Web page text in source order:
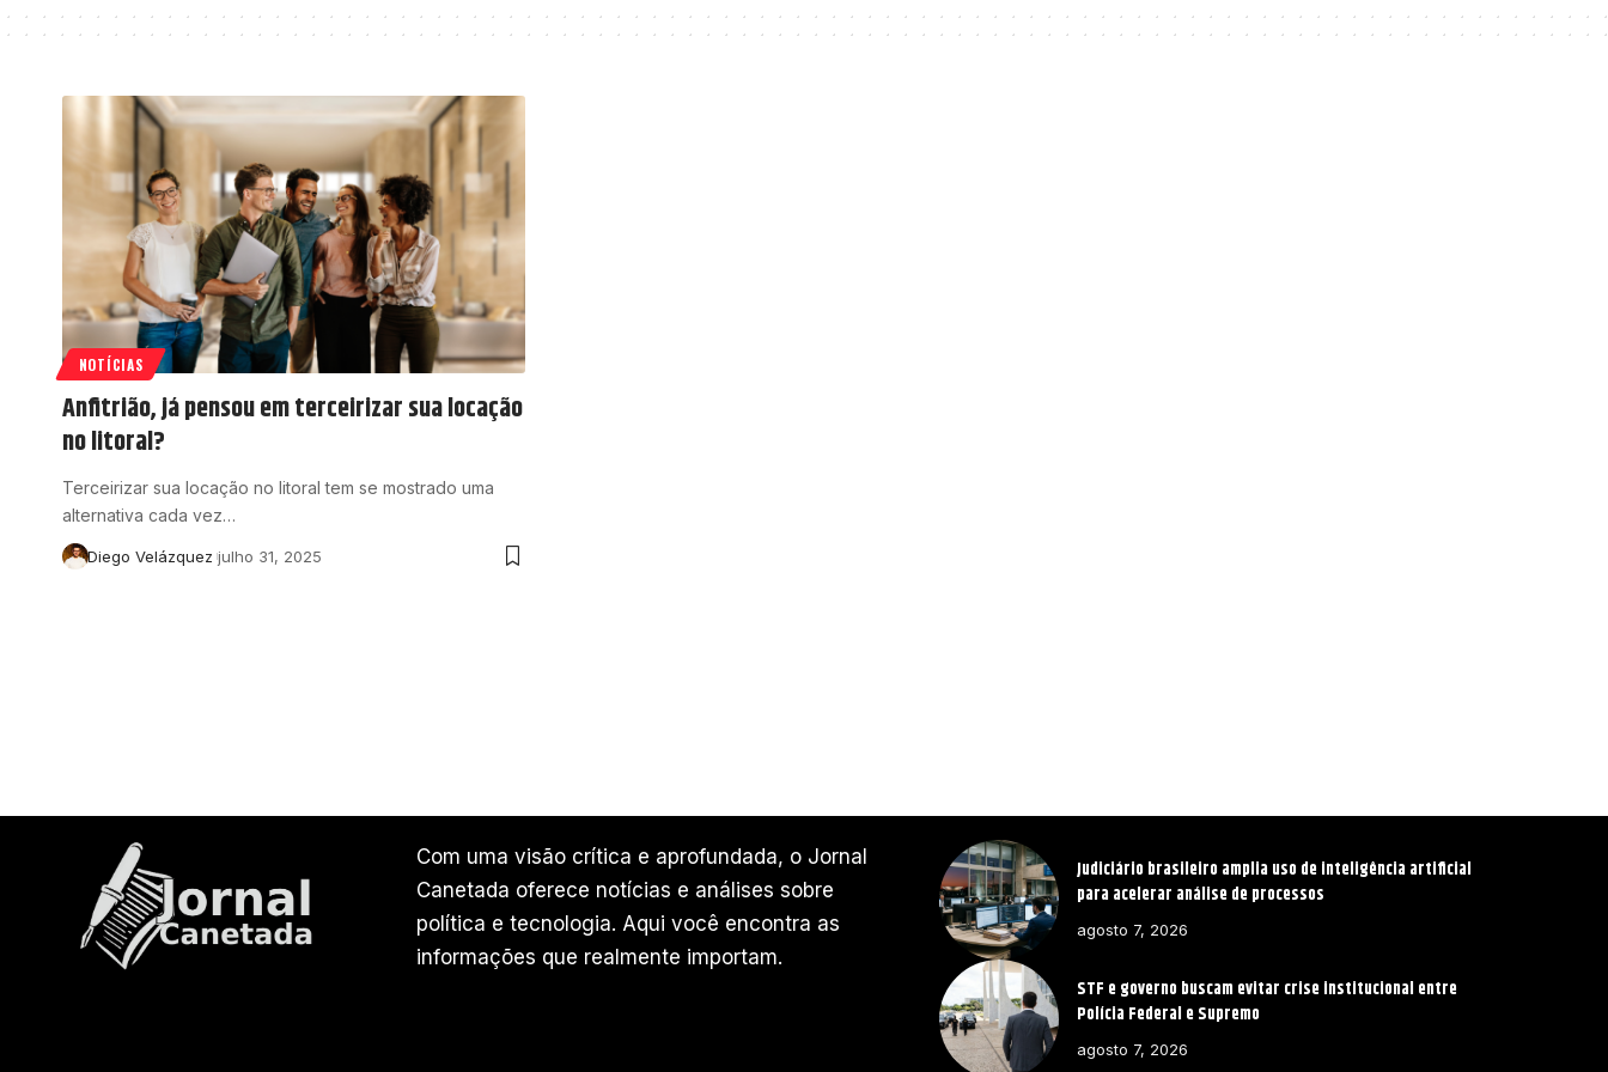
NOTÍCIAS
Anfitrião, já pensou em terceirizar sua locação
no litoral?
Terceirizar sua locação no litoral tem se mostrado uma
alternativa cada vez…
Diego Velázquez julho 31, 2025
Com uma visão crítica e aprofundada, o Jornal
Canetada oferece notícias e análises sobre
política e tecnologia. Aqui você encontra as
informações que realmente importam.
Judiciário brasileiro amplia uso de inteligência artificial
para acelerar análise de processos
agosto 7, 2026
STF e governo buscam evitar crise institucional entre
Polícia Federal e Supremo
agosto 7, 2026